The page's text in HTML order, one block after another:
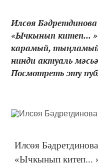
Илсөя
«Ычкынып китеп... »
карамый,
нинди актуаль
Посмотреть эту
Илсөя
«Ычкынып китеп...